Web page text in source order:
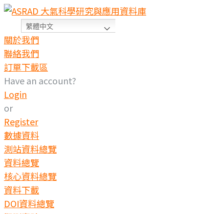
Skip
content
繁體中文
關於我們
聯絡我們
訂單下載區
Have an account?
Login
or
Register
數據資料
測站資料總覽
資料總覽
核心資料總覽
資料下載
DOI資料總覽